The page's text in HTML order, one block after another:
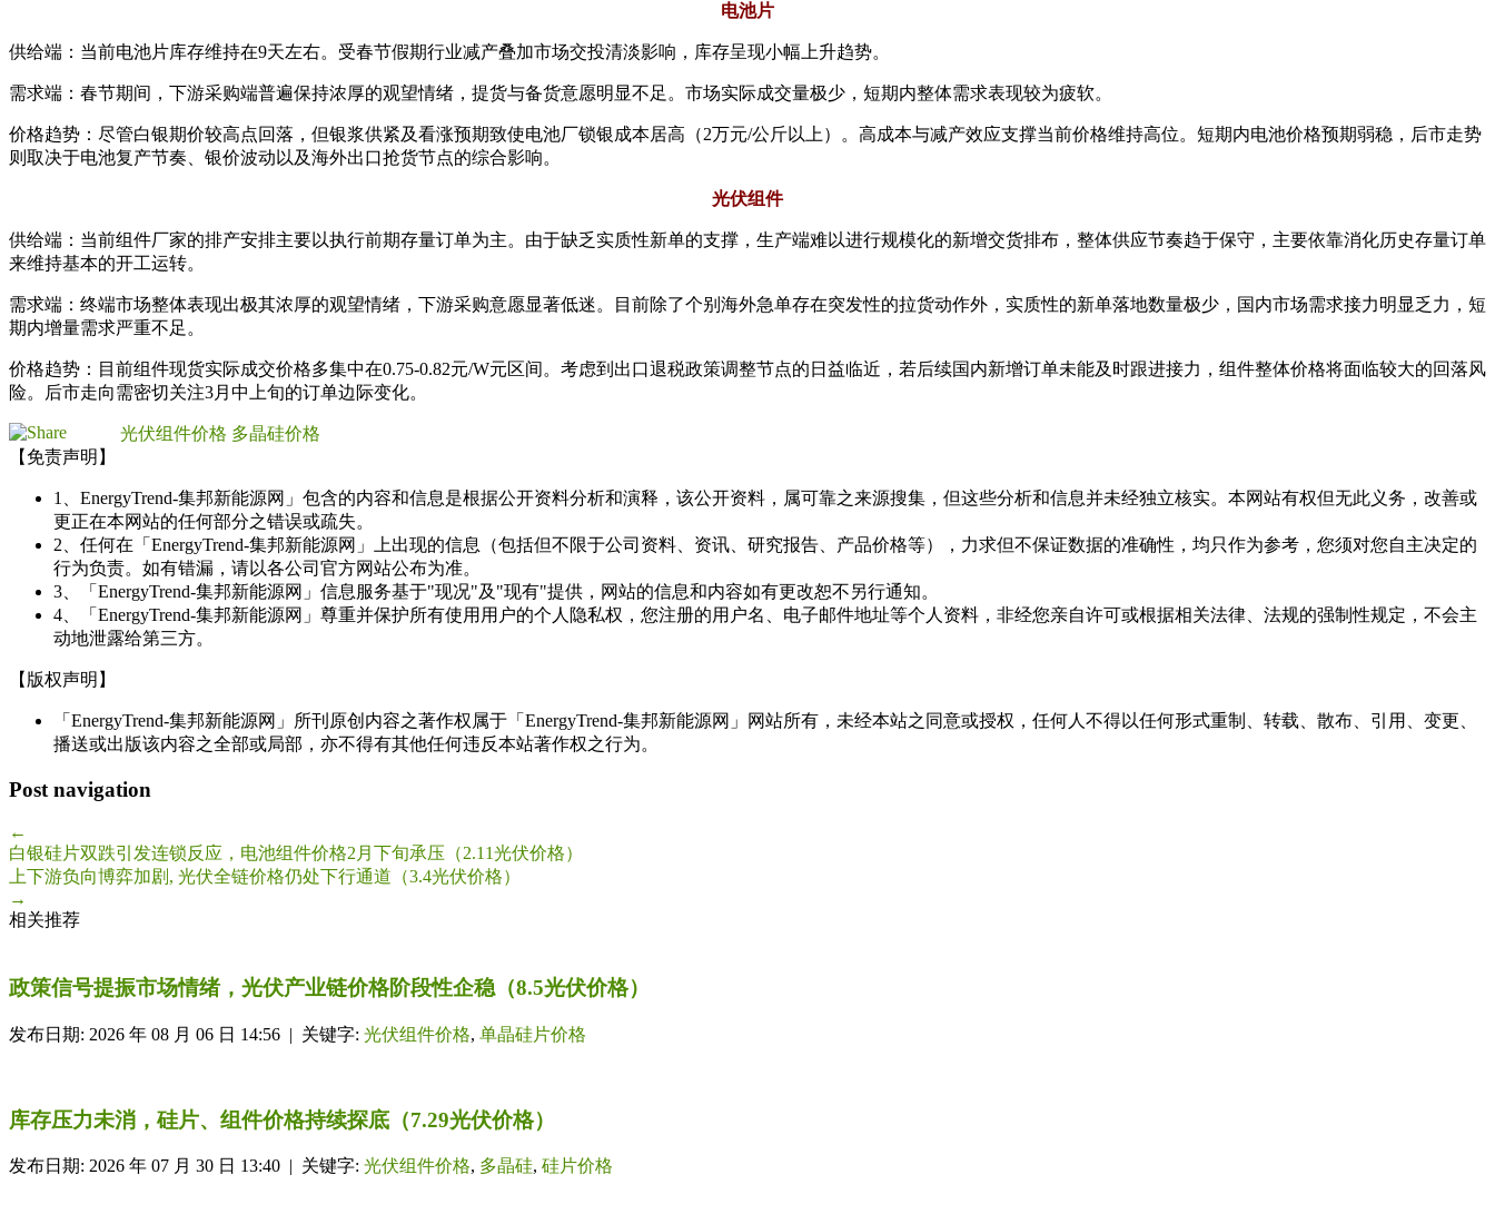
电池片
供给端：当前电池片库存维持在9天左右。受春节假期行业减产叠加市场交投清淡影响，库存呈现小幅上升趋势。
需求端：春节期间，下游采购端普遍保持浓厚的观望情绪，提货与备货意愿明显不足。市场实际成交量极少，短期内整体需求表现较为疲软。
价格趋势：尽管白银期价较高点回落，但银浆供紧及看涨预期致使电池厂锁银成本居高（2万元/公斤以上）。高成本与减产效应支撑当前价格维持高位。短期内电池价格预期弱稳，后市走势
则取决于电池复产节奏、银价波动以及海外出口抢货节点的综合影响。
光伏组件
供给端：当前组件厂家的排产安排主要以执行前期存量订单为主。由于缺乏实质性新单的支撑，生产端难以进行规模化的新增交货排布，整体供应节奏趋于保守，主要依靠消化历史存量订单
来维持基本的开工运转。
需求端：终端市场整体表现出极其浓厚的观望情绪，下游采购意愿显著低迷。目前除了个别海外急单存在突发性的拉货动作外，实质性的新单落地数量极少，国内市场需求接力明显乏力，短
期内增量需求严重不足。
价格趋势：目前组件现货实际成交价格多集中在0.75-0.82元/W元区间。考虑到出口退税政策调整节点的日益临近，若后续国内新增订单未能及时跟进接力，组件整体价格将面临较大的回落风
险。后市走向需密切关注3月中上旬的订单边际变化。
光伏组件价格 多晶硅价格
【免责声明】
1、EnergyTrend-集邦新能源网」包含的内容和信息是根据公开资料分析和演释，该公开资料，属可靠之来源搜集，但这些分析和信息并未经独立核实。本网站有权但无此义务，改善或
更正在本网站的任何部分之错误或疏失。
2、任何在「EnergyTrend-集邦新能源网」上出现的信息（包括但不限于公司资料、资讯、研究报告、产品价格等），力求但不保证数据的准确性，均只作为参考，您须对您自主决定的
行为负责。如有错漏，请以各公司官方网站公布为准。
3、「EnergyTrend-集邦新能源网」信息服务基于"现况"及"现有"提供，网站的信息和内容如有更改恕不另行通知。
4、「EnergyTrend-集邦新能源网」尊重并保护所有使用用户的个人隐私权，您注册的用户名、电子邮件地址等个人资料，非经您亲自许可或根据相关法律、法规的强制性规定，不会主
动地泄露给第三方。
【版权声明】
「EnergyTrend-集邦新能源网」所刊原创内容之著作权属于「EnergyTrend-集邦新能源网」网站所有，未经本站之同意或授权，任何人不得以任何形式重制、转载、散布、引用、变更、
播送或出版该内容之全部或局部，亦不得有其他任何违反本站著作权之行为。
Post navigation
←
白银硅片双跌引发连锁反应，电池组件价格2月下旬承压（2.11光伏价格）
上下游负向博弈加剧, 光伏全链价格仍处下行通道（3.4光伏价格）
→
相关推荐
政策信号提振市场情绪，光伏产业链价格阶段性企稳（8.5光伏价格）
发布日期: 2026 年 08 月 06 日 14:56 | 关键字: 光伏组件价格, 单晶硅片价格
库存压力未消，硅片、组件价格持续探底（7.29光伏价格）
发布日期: 2026 年 07 月 30 日 13:40 | 关键字: 光伏组件价格, 多晶硅, 硅片价格